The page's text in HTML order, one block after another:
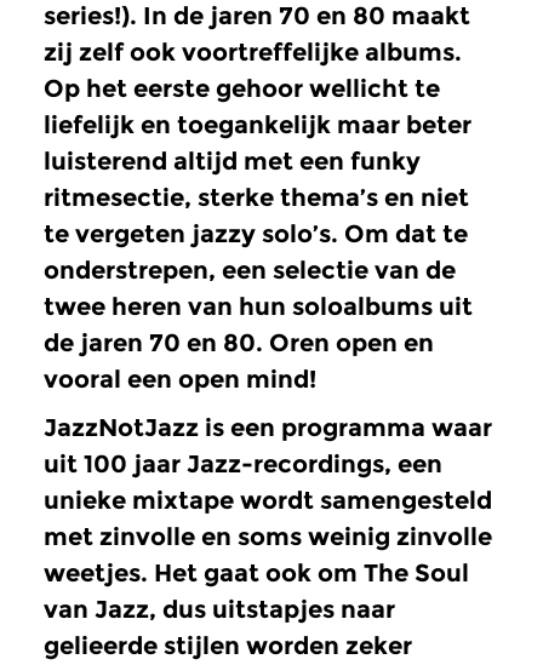
series!). In de jaren 70 en 80 maakt
zij zelf ook voortreffelijke albums.
Op het eerste gehoor wellicht te
liefelijk en toegankelijk maar beter
luisterend altijd met een funky
ritmesectie, sterke thema’s en niet
te vergeten jazzy solo’s. Om dat te
onderstrepen, een selectie van de
twee heren van hun soloalbums uit
de jaren 70 en 80. Oren open en
vooral een open mind!
JazzNotJazz is een programma waar
uit 100 jaar Jazz-recordings, een
unieke mixtape wordt samengesteld
met zinvolle en soms weinig zinvolle
weetjes. Het gaat ook om The Soul
van Jazz, dus uitstapjes naar
gelieerde stijlen worden zeker